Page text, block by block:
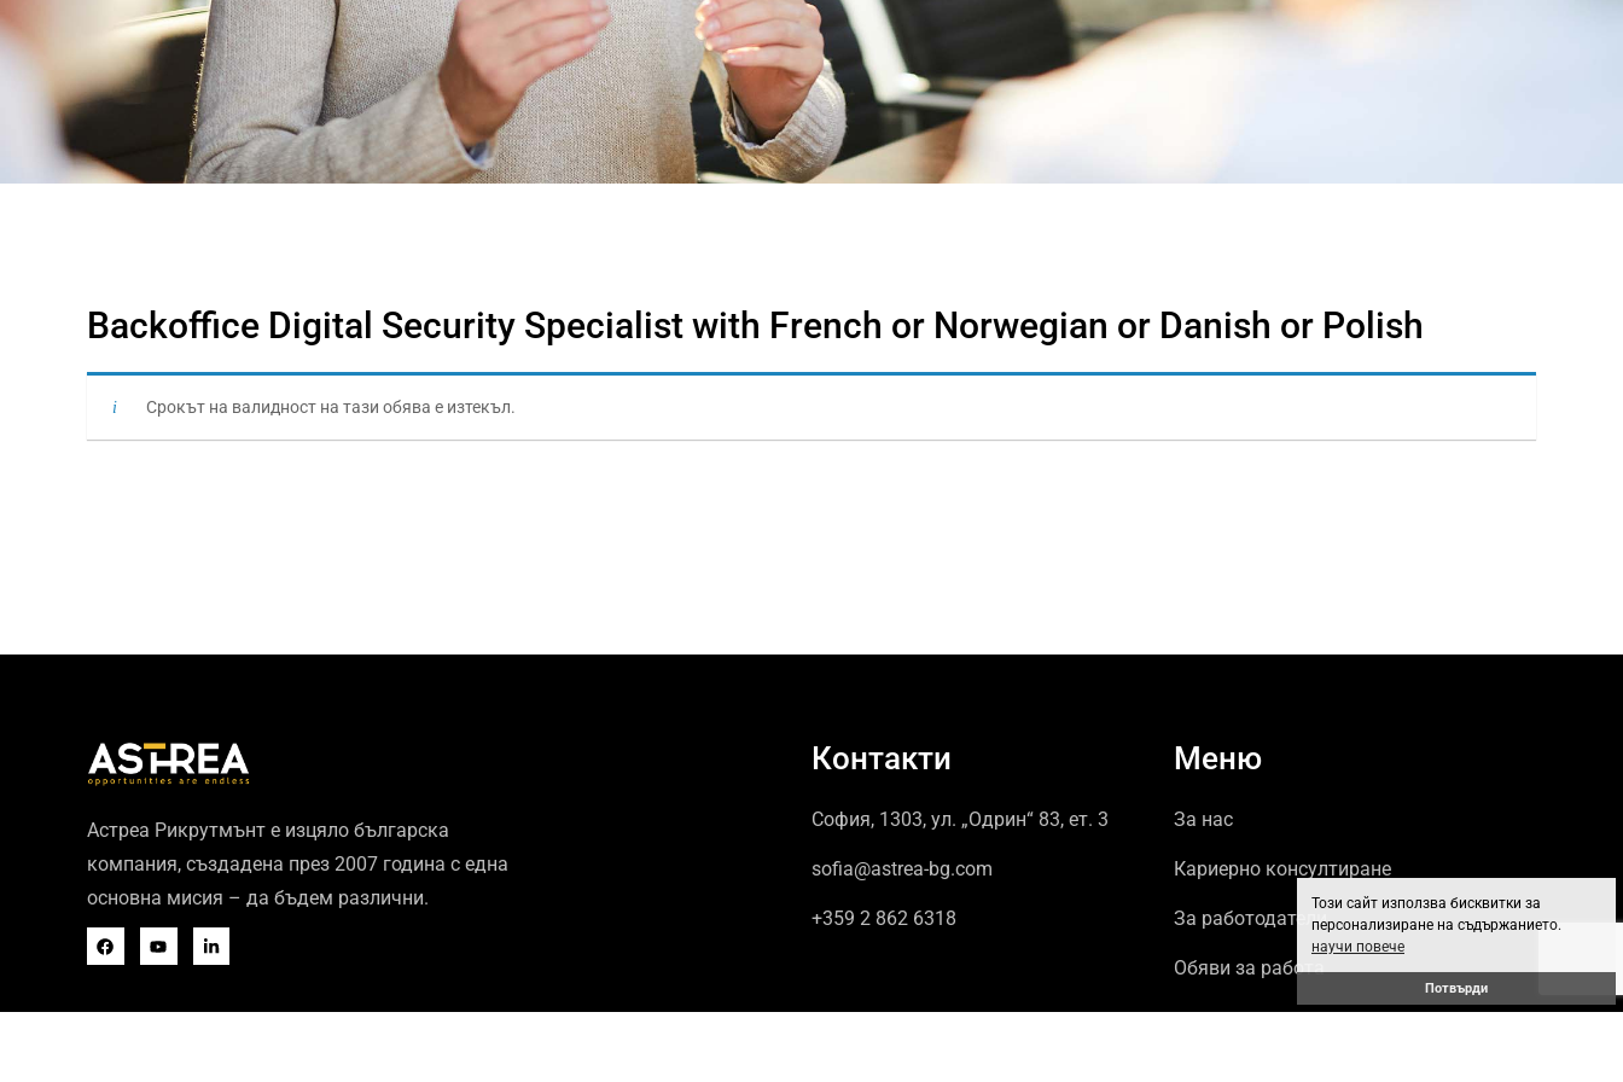
Този сайт използва бисквитки за
персонализиране на съдържанието.
научи повече
Потвърди
Backoffice Digital Security Specialist with French or Norwegian or Danish or Polish
Срокът на валидност на тази обява е изтекъл.
Астреа Рикрутмънт е изцяло българска
компания, създадена през 2007 година с една
основна мисия – да бъдем различни.
Контакти
София, 1303, ул. „Одрин“ 83, ет. 3
sofia@astrea-bg.com
+359 2 862 6318
Меню
За нас
Кариерно консултиране
За работодатели
Обяви за работа